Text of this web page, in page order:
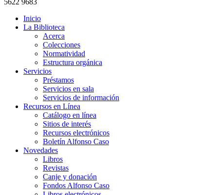
Inicio
La Biblioteca
Acerca
Colecciones
Normatividad
Estructura orgánica
Servicios
Préstamos
Servicios en sala
Servicios de información
Recursos en Línea
Catálogo en línea
Sitios de interés
Recursos electrónicos
Boletín Alfonso Caso
Novedades
Libros
Revistas
Canje y donación
Fondos Alfonso Caso